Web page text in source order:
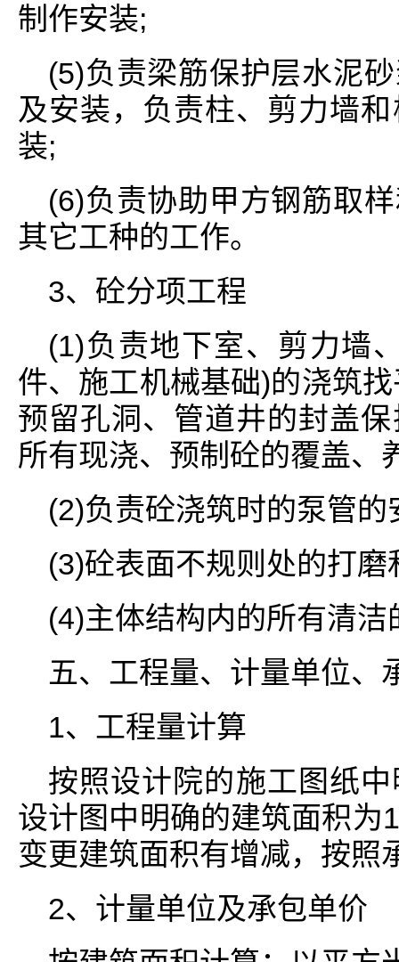
制作安装;
(5)负责梁筋保护层水泥
及安装，负责柱、剪力墙
装;
(6)负责协助甲方钢筋取
其它工种的工作。
3、砼分项工程
(1)负责地下室、剪力墙
件、施工机械基础)的浇筑
预留孔洞、管道井的封盖
所有现浇、预制砼的覆盖、
(2)负责砼浇筑时的泵管
(3)砼表面不规则处的打
(4)主体结构内的所有清洁
五、工程量、计量单位、
1、工程量计算
按照设计院的施工图纸
设计图中明确的建筑面积为
变更建筑面积有增减，按照
2、计量单位及承包单价